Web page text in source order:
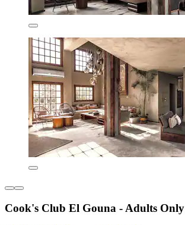
Cook's Club El Gouna - Adults Only